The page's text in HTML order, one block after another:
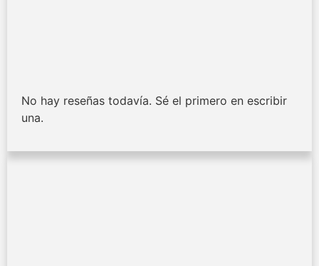
No hay reseñas todavía. Sé el primero en escribir
una.